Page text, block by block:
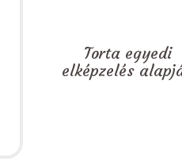
Torta egyedi
elképzelés